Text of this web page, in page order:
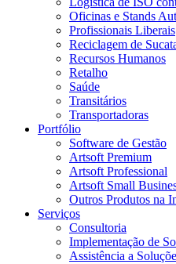
Oficinas e Stands
Profissionais Liberais
Reciclagem de
Recursos Humanos
Retalho
Saúde
Transitários
Transportadoras
Portfólio
Software de Gestão
Artsoft Premium
Artsoft Professional
Artsoft Small
Outros Produtos na
Serviços
Consultoria
Implementação de
Assistência a